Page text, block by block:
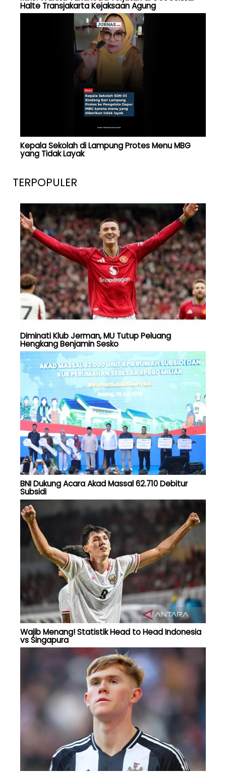
Halte Transjakarta Kejaksaan Agung
Kepala Sekolah di Lampung Protes Menu MBG
yang Tidak Layak
TERPOPULER
Diminati Klub Jerman, MU Tutup Peluang
Hengkang Benjamin Sesko
BNI Dukung Acara Akad Massal 62.710 Debitur
Subsidi
Wajib Menang! Statistik Head to Head Indonesia
vs Singapura